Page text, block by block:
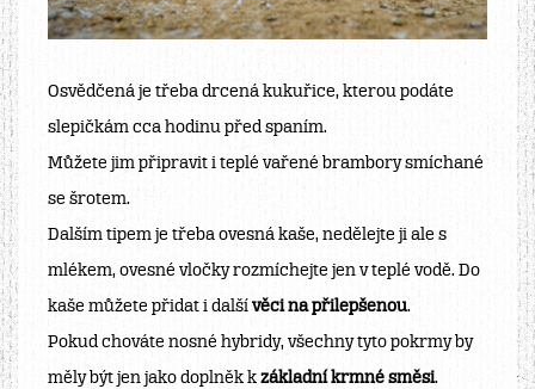
Osvědčená je třeba drcená kukuřice, kterou podáte
slepičkám cca hodinu před spaním.
Můžete jim připravit i teplé vařené brambory smíchané
se šrotem.
Dalším tipem je třeba ovesná kaše, nedělejte ji ale s
mlékem, ovesné vločky rozmíchejte jen v teplé vodě. Do
kaše můžete přidat i další věci na přilepšenou.
Pokud chováte nosné hybridy, všechny tyto pokrmy by
měly být jen jako doplněk k základní krmné směsi.